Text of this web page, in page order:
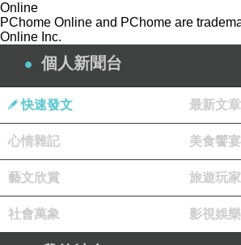
Online
PChome Online and PChome are
Online Inc.
個人新聞台
快速發文 最新文章
心情雜記 美食饗宴
藝文欣賞 旅遊玩家
社會萬象 影視娛樂